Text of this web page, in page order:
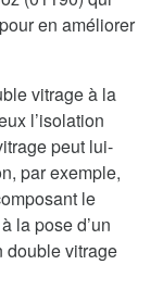
en améliorer
vitrage à la
l’isolation
peut lui-
par exemple,
le
la pose d’un
double vitrage